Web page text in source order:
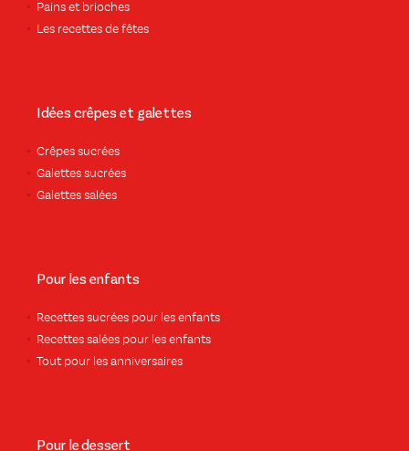
Pains et brioches
Les recettes de fêtes
Idées crêpes et galettes
Crêpes sucrées
Galettes sucrées
Galettes salées
Pour les enfants
Recettes sucrées pour les enfants
Recettes salées pour les enfants
Tout pour les anniversaires
Pour le dessert